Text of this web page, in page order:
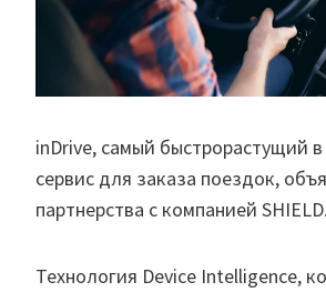
inDrive, самый быстрорастущий
сервис для заказа поездок,
партнерства с компанией SHIELD.
Технология Device Intelligence,